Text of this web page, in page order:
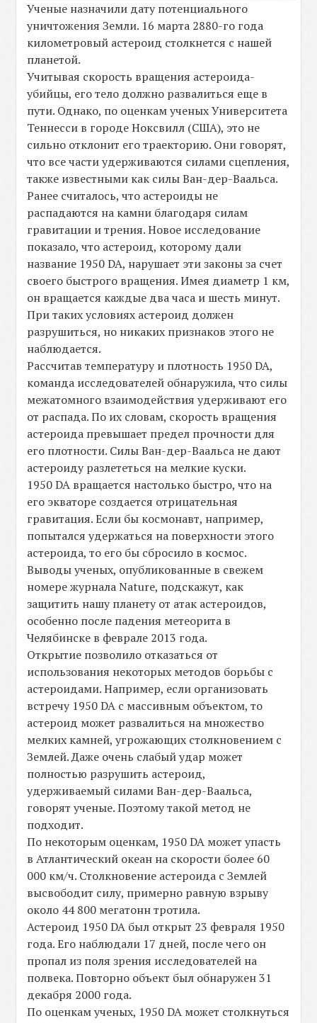
Ученые назначили дату потенциального
уничтожения Земли. 16 марта 2880-го года
километровый астероид столкнется с нашей
планетой.
Учитывая скорость вращения астероида-
убийцы, его тело должно развалиться еще в
пути. Однако, по оценкам ученых Университета
Теннесси в городе Ноксвилл (США), это не
сильно отклонит его траекторию. Они говорят,
что все части удерживаются силами сцепления,
также известными как силы Ван-дер-Ваальса.
Ранее считалось, что астероиды не
распадаются на камни благодаря силам
гравитации и трения. Новое исследование
показало, что астероид, которому дали
название 1950 DA, нарушает эти законы за счет
своего быстрого вращения. Имея диаметр 1 км,
он вращается каждые два часа и шесть минут.
При таких условиях астероид должен
разрушиться, но никаких признаков этого не
наблюдается.
Рассчитав температуру и плотность 1950 DA,
команда исследователей обнаружила, что силы
межатомного взаимодействия удерживают его
от распада. По их словам, скорость вращения
астероида превышает предел прочности для
его плотности. Силы Ван-дер-Ваальса не дают
астероиду разлететься на мелкие куски.
1950 DA вращается настолько быстро, что на
его экваторе создается отрицательная
гравитация. Если бы космонавт, например,
попытался удержаться на поверхности этого
астероида, то его бы сбросило в космос.
Выводы ученых, опубликованные в свежем
номере журнала Nature, подскажут, как
защитить нашу планету от атак астероидов,
особенно после падения метеорита в
Челябинске в феврале 2013 года.
Открытие позволило отказаться от
использования некоторых методов борьбы с
астероидами. Например, если организовать
встречу 1950 DA с массивным объектом, то
астероид может развалиться на множество
мелких камней, угрожающих столкновением с
Землей. Даже очень слабый удар может
полностью разрушить астероид,
удерживаемый силами Ван-дер-Ваальса,
говорят ученые. Поэтому такой метод не
подходит.
По некоторым оценкам, 1950 DA может упасть
в Атлантический океан на скорости более 60
000 км/ч. Столкновение астероида с Землей
высвободит силу, примерно равную взрыву
около 44 800 мегатонн тротила.
Астероид 1950 DA был открыт 23 февраля 1950
года. Его наблюдали 17 дней, после чего он
пропал из поля зрения исследователей на
полвека. Повторно объект был обнаружен 31
декабря 2000 года.
По оценкам ученых, 1950 DA может столкнуться